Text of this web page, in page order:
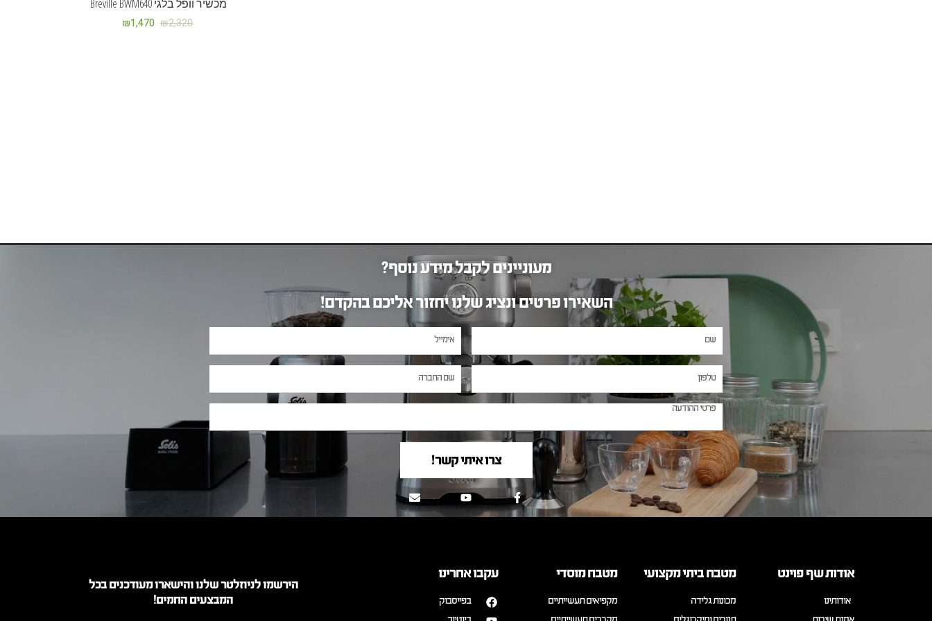
מכשיר וופל בלגי Breville BWM640
₪2,320
₪1,470
מעוניינים לקבל מידע נוסף?
השאירו פרטים ונציג שלנו יחזור אליכם בהקדם!
צרו איתי קשר!
אודות שף פוינט
אודותינו
מטבח ביתי מקצועי
מכונות גלידה
מטבח מוסדי
מקפיאים תעשייתיים
עקבו אחרינו
בפייסבוק
הירשמו לניוזלטר שלנו והישארו מעודכנים בכל
המבצעים החמים!